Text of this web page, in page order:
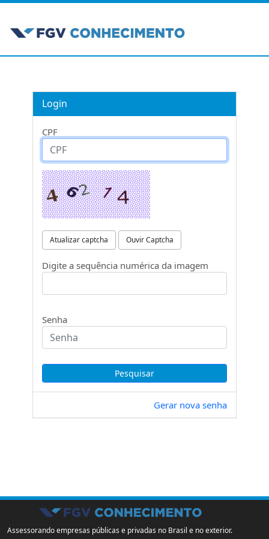
Login
CPF
Atualizar captcha Ouvir Captcha
Digite a sequência numérica da imagem
Senha
Gerar nova senha
Assessorando empresas públicas e privadas no Brasil e no exterior.